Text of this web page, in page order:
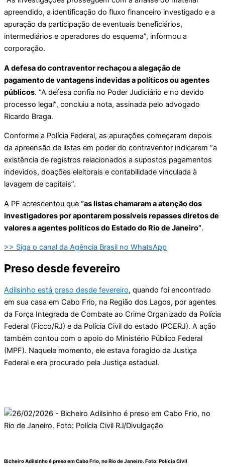
apreendido, a identificação do fluxo financeiro investigado e a
apuração da participação de eventuais beneficiários,
intermediários e operadores do esquema”, informou a
corporação.
A defesa do contraventor rechaçou a alegação de
pagamento de vantagens indevidas a políticos ou agentes
públicos. “A defesa confia no Poder Judiciário e no devido
processo legal”, concluiu a nota, assinada pelo advogado
Ricardo Braga.
Conforme a Polícia Federal, as apurações começaram depois
da apreensão de listas em poder do contraventor indicarem “a
existência de registros relacionados a supostos pagamentos
indevidos, doações eleitorais e contabilidade vinculada à
lavagem de capitais”.
A PF acrescentou que “as listas chamaram a atenção dos
investigadores por apontarem possíveis repasses diretos de
valores a agentes políticos do Estado do Rio de Janeiro”.
>> Siga o canal da Agência Brasil no WhatsApp
Preso desde fevereiro
Adilsinho está preso desde fevereiro, quando foi encontrado
em sua casa em Cabo Frio, na Região dos Lagos, por agentes
da Força Integrada de Combate ao Crime Organizado da Polícia
Federal (Ficco/RJ) e da Polícia Civil do estado (PCERJ). A ação
também contou com o apoio do Ministério Público Federal
(MPF). Naquele momento, ele estava foragido da Justiça
Federal e era procurado pela Justiça estadual.
Bicheiro Adilsinho é preso em Cabo Frio, no Rio de Janeiro. Foto:Polícia Civil